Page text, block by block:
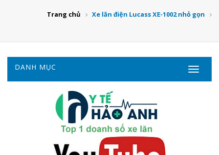
Trang chủ Xe lăn điện Lucass XE-1002 nhỏ gọn
DANH MỤC